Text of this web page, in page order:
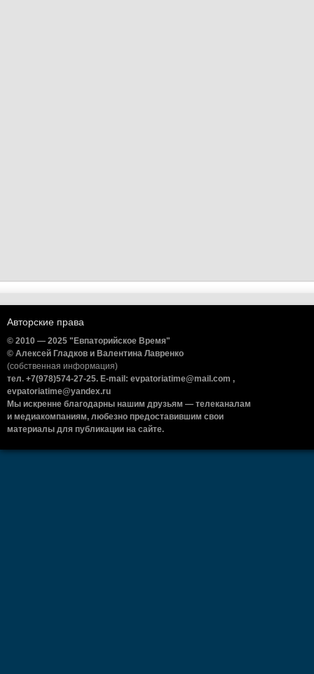
Авторские права
© 2010 — 2025 "Евпаторийское Время"
© Алексей Гладков и Валентина Лавренко
(собственная информация)
тел. +7(978)574-27-25. E-mail: evpatoriatime@mail.com ,
evpatoriatime@yandex.ru
Мы искренне благодарны нашим друзьям — телеканалам
и медиакомпаниям, любезно предоставившим свои
материалы для публикации на сайте.